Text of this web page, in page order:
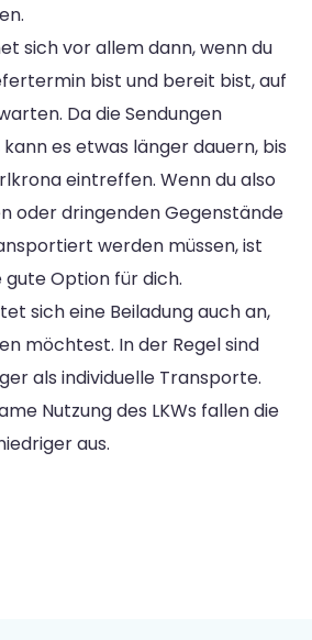
sich vor allem dann, wenn du
bist und bereit bist, auf
Da die Sendungen
es etwas länger dauern, bis
eintreffen. Wenn du also
oder dringenden Gegenstände
werden müssen, ist
gute Option für dich.
sich eine Beiladung auch an,
möchtest. In der Regel sind
als individuelle Transporte.
Nutzung des LKWs fallen die
aus.